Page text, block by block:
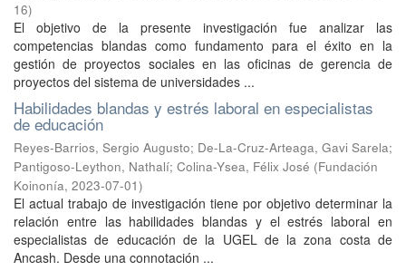
16)
El objetivo de la presente investigación fue analizar las
competencias blandas como fundamento para el éxito en la
gestión de proyectos sociales en las oficinas de gerencia de
proyectos del sistema de universidades ...
Habilidades blandas y estrés laboral en especialistas
de educación
Reyes-Barrios, Sergio Augusto; De-La-Cruz-Arteaga, Gavi Sarela;
Pantigoso-Leython, Nathalí; Colina-Ysea, Félix José (Fundación
Koinonía, 2023-07-01)
El actual trabajo de investigación tiene por objetivo determinar la
relación entre las habilidades blandas y el estrés laboral en
especialistas de educación de la UGEL de la zona costa de
Ancash. Desde una connotación ...